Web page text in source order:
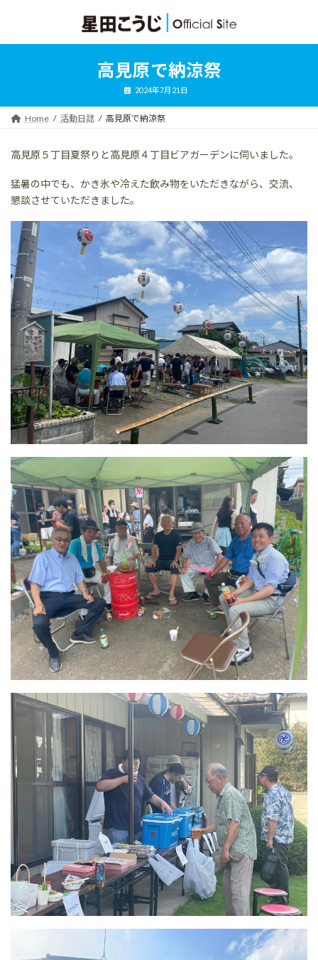
ン
ッ
ー
移
高見原で納涼祭
2024年7月21日
Home 活動日誌 高見原で納涼祭
高見原５丁目夏祭りと高見原４丁目ビアガーデンに伺いました。
猛暑の中でも、かき氷や冷えた飲み物をいただきながら、交流、
懇談させていただきました。